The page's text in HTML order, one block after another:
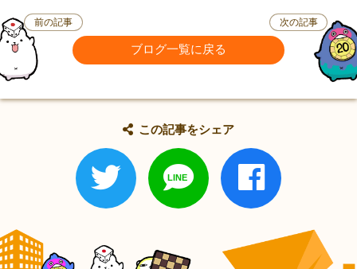
前の記事
ブログ一覧に戻る
次の記事
この記事をシェア